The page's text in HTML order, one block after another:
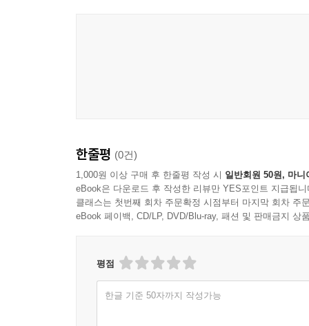
한줄평 (0건)
1,000원 이상 구매 후 한줄평 작성 시 일반회원 50원, 마니
eBook은 다운로드 후 작성한 리뷰만 YES포인트 지급됩니
클래스는 첫번째 회차 주문확정 시점부터 마지막 회차 주
eBook 페이백, CD/LP, DVD/Blu-ray, 패션 및 판매금지 상
평점
한글 기준 50자까지 작성가능